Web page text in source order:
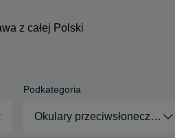
z całej Polski
Podkategoria
Okulary przeciwsłoneczne